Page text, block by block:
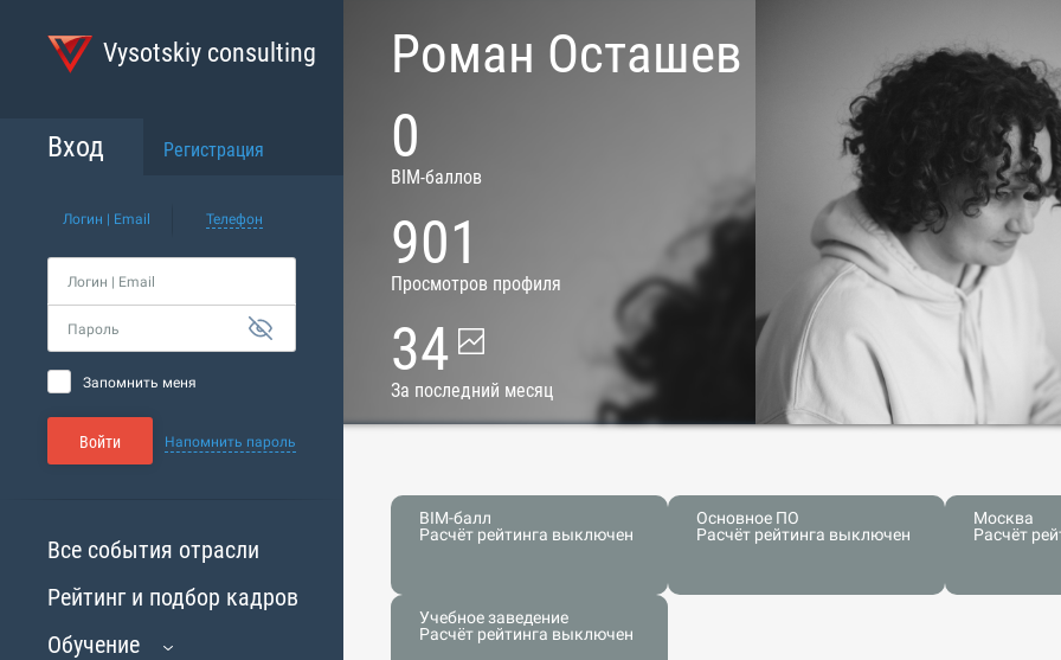
Vysotskiy consulting
Вход Регистрация
Логин | Email Телефон
Логин | Email
Пароль
Запомнить меня
Войти Напомнить пароль
Все события отрасли
Рейтинг и подбор кадров
Обучение
Роман Осташев
0
BIM-баллов
901
Просмотров профиля
34
За последний месяц
BIM-балл
Расчёт рейтинга выключен
Основное ПО
Расчёт рейтинга выключен
Москва
Расчёт
Учебное заведение
Расчёт рейтинга выключен